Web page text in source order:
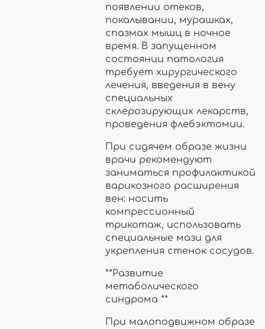
появлении отеков,
покалывании, мурашках,
спазмах мышц в ночное
время. В запущенном
состоянии патология
требует хирургического
лечения, введения в вену
специальных
склерозирующих лекарств,
проведения флебэктомии.
При сидячем образе жизни
врачи рекомендуют
заниматься профилактикой
варикозного расширения
вен: носить
компрессионный
трикотаж, использовать
специальные мази для
укрепления стенок сосудов.
**Развитие
метаболического
синдрома **
При малоподвижном образе